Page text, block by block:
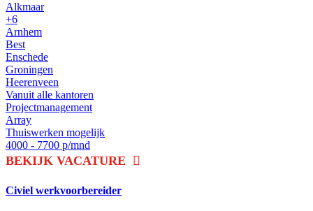
Alkmaar
+6
Arnhem
Best
Enschede
Groningen
Heerenveen
Vanuit alle kantoren
Projectmanagement
Array
Thuiswerken mogelijk
4000 - 7700 p/mnd
BEKIJK VACATURE
Civiel werkvoorbereider